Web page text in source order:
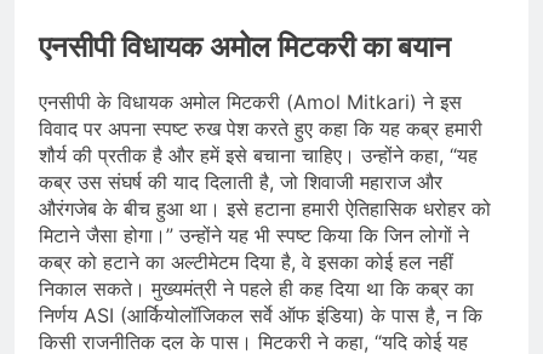
एनसीपी विधायक अमोल मिटकरी का बयान
एनसीपी के विधायक अमोल मिटकरी (Amol Mitkari) ने इस
विवाद पर अपना स्पष्ट रुख पेश करते हुए कहा कि यह कब्र हमारी
शौर्य की प्रतीक है और हमें इसे बचाना चाहिए। उन्होंने कहा, “यह
कब्र उस संघर्ष की याद दिलाती है, जो शिवाजी महाराज और
औरंगजेब के बीच हुआ था। इसे हटाना हमारी ऐतिहासिक धरोहर को
मिटाने जैसा होगा।” उन्होंने यह भी स्पष्ट किया कि जिन लोगों ने
कब्र को हटाने का अल्टीमेटम दिया है, वे इसका कोई हल नहीं
निकाल सकते। मुख्यमंत्री ने पहले ही कह दिया था कि कब्र का
निर्णय ASI (आर्कियोलॉजिकल सर्वे ऑफ इंडिया) के पास है, न कि
किसी राजनीतिक दल के पास। मिटकरी ने कहा, “यदि कोई यह